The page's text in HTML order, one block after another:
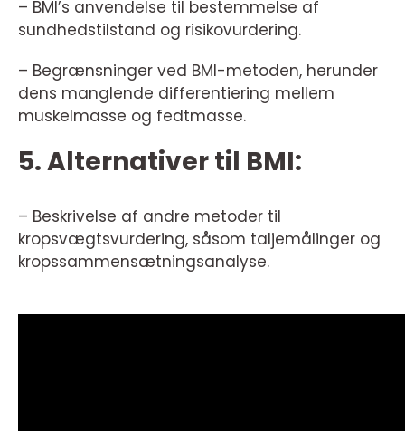
– BMI’s anvendelse til bestemmelse af
sundhedstilstand og risikovurdering.
– Begrænsninger ved BMI-metoden, herunder
dens manglende differentiering mellem
muskelmasse og fedtmasse.
5. Alternativer til BMI:
– Beskrivelse af andre metoder til
kropsvægtsvurdering, såsom taljemålinger og
kropssammensætningsanalyse.